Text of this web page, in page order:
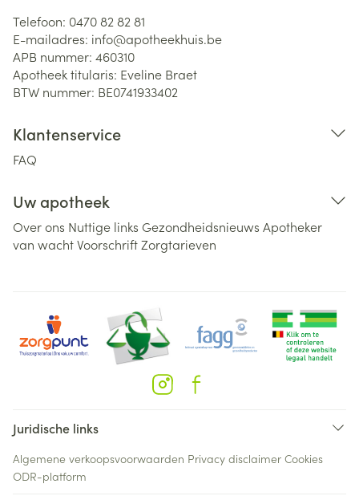
Telefoon: 0470 82 82 81
E-mailadres: info@apotheekhuis.be
APB nummer: 460310
Apotheek titularis: Eveline Braet
BTW nummer: BE0741933402
Klantenservice
FAQ
Uw apotheek
Over ons Nuttige links Gezondheidsnieuws Apotheker
van wachtVoorschriftZorgtarieven
Juridische links
Algemene verkoopsvoorwaarden Privacy disclaimer Cookies
ODR-platform